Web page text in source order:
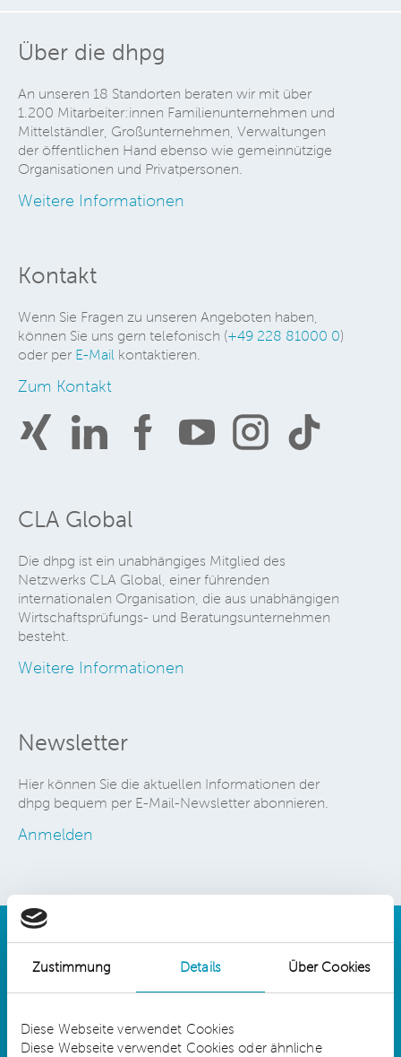
Zustimmung Details Über Cookies
Diese Webseite verwendet Cookies
Diese Webseite verwendet Cookies oder ähnliche
Über die dhpg
An unseren 18 Standorten beraten wir mit über
1.200 Mitarbeiter:innen Familienunternehmen und
Mittelständler, Großunternehmen, Verwaltungen
der öffentlichen Hand ebenso wie gemeinnützige
Organisationen und Privatpersonen.
Weitere Informationen
Kontakt
Wenn Sie Fragen zu unseren Angeboten haben,
können Sie uns gern telefonisch (+49 228 81000 0)
oder per E-Mail kontaktieren.
Zum Kontakt
CLA Global
Die dhpg ist ein unabhängiges Mitglied des
Netzwerks CLA Global, einer führenden
internationalen Organisation, die aus unabhängigen
Wirtschaftsprüfungs- und Beratungsunternehmen
besteht.
Weitere Informationen
Newsletter
Hier können Sie die aktuellen Informationen der
dhpg bequem per E-Mail-Newsletter abonnieren.
Anmelden